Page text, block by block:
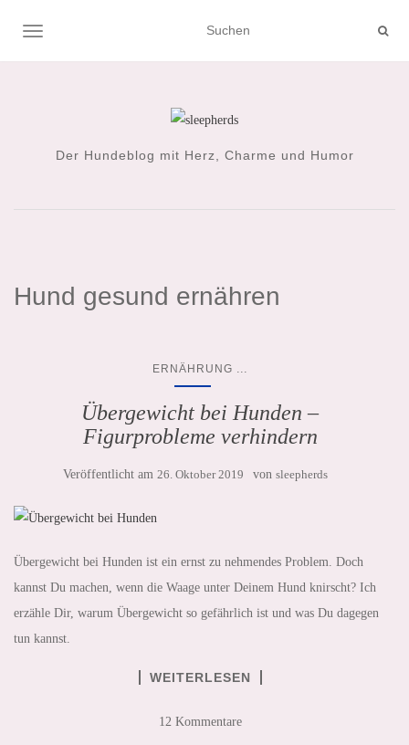
NAVIGATION UMSCHALTEN
Der Hundeblog mit Herz, Charme und Humor
Hund gesund ernähren
ERNÄHRUNG
Übergewicht bei Hunden –
Figurprobleme verhindern
Veröffentlicht am 26. Oktober 2019 von sleepherds
Übergewicht bei Hunden ist ein ernst zu nehmendes Problem. Doch
kannst Du machen, wenn die Waage unter Deinem Hund knirscht? Ich
erzähle Dir, warum Übergewicht so gefährlich ist und was Du dagegen
tun kannst.
WEITERLESEN
12 Kommentare